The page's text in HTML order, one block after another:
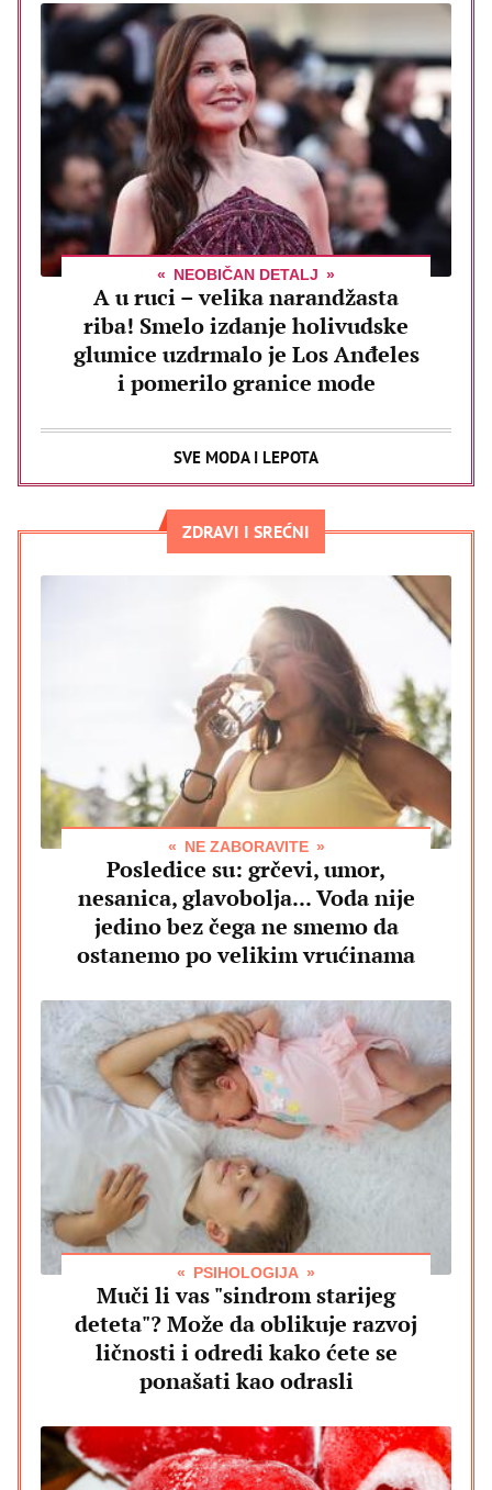
NEOBIČAN DETALJ
A u ruci – velika narandžasta
riba! Smelo izdanje holivudske
glumice uzdrmalo je Los Anđeles
i pomerilo granice mode
SVE MODA I LEPOTA
ZDRAVI I SREĆNI
NE ZABORAVITE
Posledice su: grčevi, umor,
nesanica, glavobolja... Voda nije
jedino bez čega ne smemo da
ostanemo po velikim vrućinama
PSIHOLOGIJA
Muči li vas "sindrom starijeg
deteta"? Može da oblikuje razvoj
ličnosti i odredi kako ćete se
ponašati kao odrasli